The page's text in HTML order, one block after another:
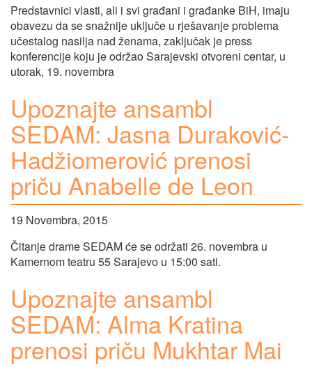
Predstavnici vlasti, ali i svi građani i građanke BiH, imaju
obavezu da se snažnije uključe u rješavanje problema
učestalog nasilja nad ženama, zaključak je press
konferencije koju je održao Sarajevski otvoreni centar, u
utorak, 19. novembra
Upoznajte ansambl
SEDAM: Jasna Duraković-
Hadžiomerović prenosi
priču Anabelle de Leon
19 Novembra, 2015
Čitanje drame SEDAM će se održati 26. novembra u
Kamernom teatru 55 Sarajevo u 15:00 sati.
Upoznajte ansambl
SEDAM: Alma Kratina
prenosi priču Mukhtar Mai